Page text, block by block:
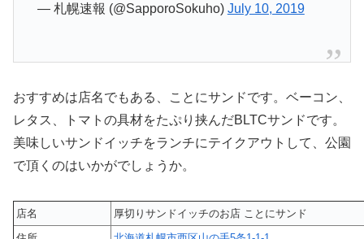
— 札幌速報 (@SapporoSokuho) July 10, 2019
おすすめは店名でもある、ことにサンドです。ベーコン、
レタス、トマトの具材をたぷり挟んだBLTCサンドです。
美味しいサンドイッチをランチにテイクアウトして、公園
で頂くのはいかがでしょうか。
店名
厚切りサンドイッチのお店 ことにサンド